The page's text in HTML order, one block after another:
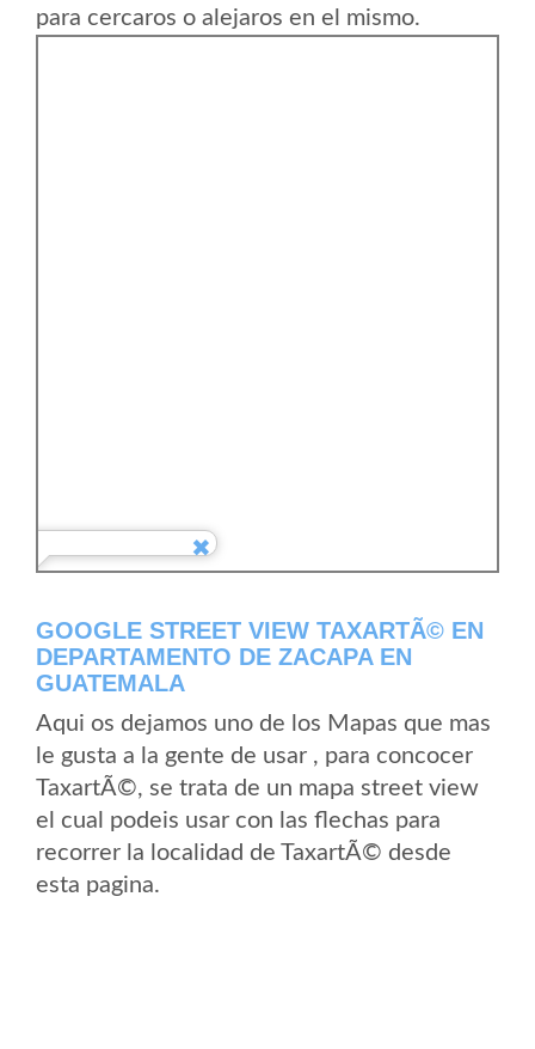
para cercaros o alejaros en el mismo.
GOOGLE STREET VIEW TAXARTÃ© EN
DEPARTAMENTO DE ZACAPA EN
GUATEMALA
Aqui os dejamos uno de los Mapas que mas
le gusta a la gente de usar , para concocer
TaxartÃ©, se trata de un mapa street view
el cual podeis usar con las flechas para
recorrer la localidad de TaxartÃ© desde
esta pagina.